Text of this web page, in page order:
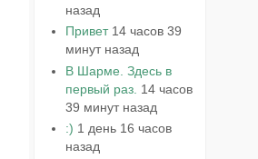
назад
Привет 14 часов 39
минут назад
В Шарме. Здесь в
первый раз. 14 часов
39 минут назад
:) 1 день 16 часов
назад